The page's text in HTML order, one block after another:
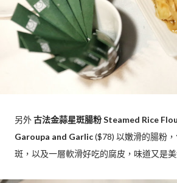
另外古法金蒜星斑腸粉 Steamed Rice
Garoupa and Garlic($78) 以嫩滑的腸粉
斑，以及一層軟滑好吃的腐皮，味道又是